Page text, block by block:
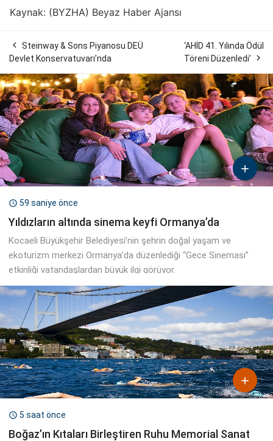
Kaynak: (BYZHA) Beyaz Haber Ajansı
 Steinway & Sons Piyanosu DEÜ
Devlet Konservatuvarı’nda
‘AHİD 41. Yılında Ödül
Töreni Düzenledi’


 59 saniye önce
Yıldızların altında sinema keyfi Ormanya’da
Kocaeli Büyükşehir Belediyesi’nin şehrin doğal yaşam ve
ekoturizm merkezi Ormanya’da düzenlediği “Gece Sineması”
etkinliği vatandaşlardan büyük ilgi görüyor.

 5 saat önce
Boğaz’ın Kıtaları Birleştiren Ruhu Memorial Sanat